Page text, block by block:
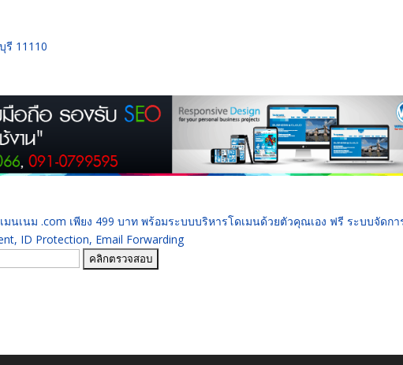
รี 11110
นเนม .com เพียง 499 บาท พร้อมระบบบริหารโดเมนด้วยตัวคุณเอง ฟรี ระบบจัดกา
ID Protection, Email Forwarding